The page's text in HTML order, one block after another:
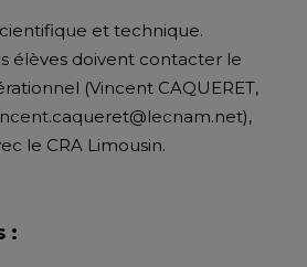
et technique.
élèves doivent contacter le
(Vincent CAQUERET,
le CRA Limousin.
: